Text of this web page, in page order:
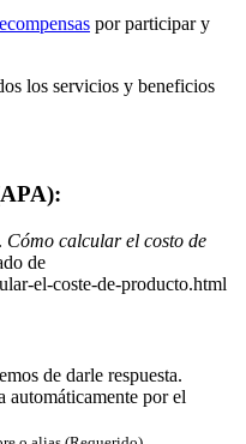
por participar y
los servicios y beneficios
Cómo calcular el costo de
de
el-coste-de-producto.html
de darle respuesta.
automáticamente por el